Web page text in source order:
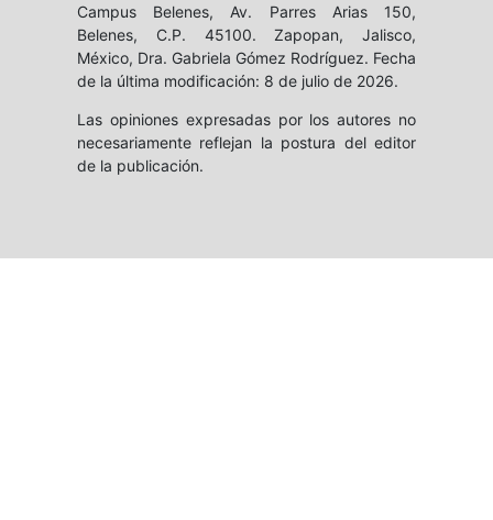
Campus Belenes, Av. Parres Arias 150,
Belenes, C.P. 45100. Zapopan, Jalisco,
México, Dra. Gabriela Gómez Rodríguez. Fecha
de la última modificación: 8 de julio de 2026.
Las opiniones expresadas por los autores no
necesariamente reflejan la postura del editor
de la publicación.